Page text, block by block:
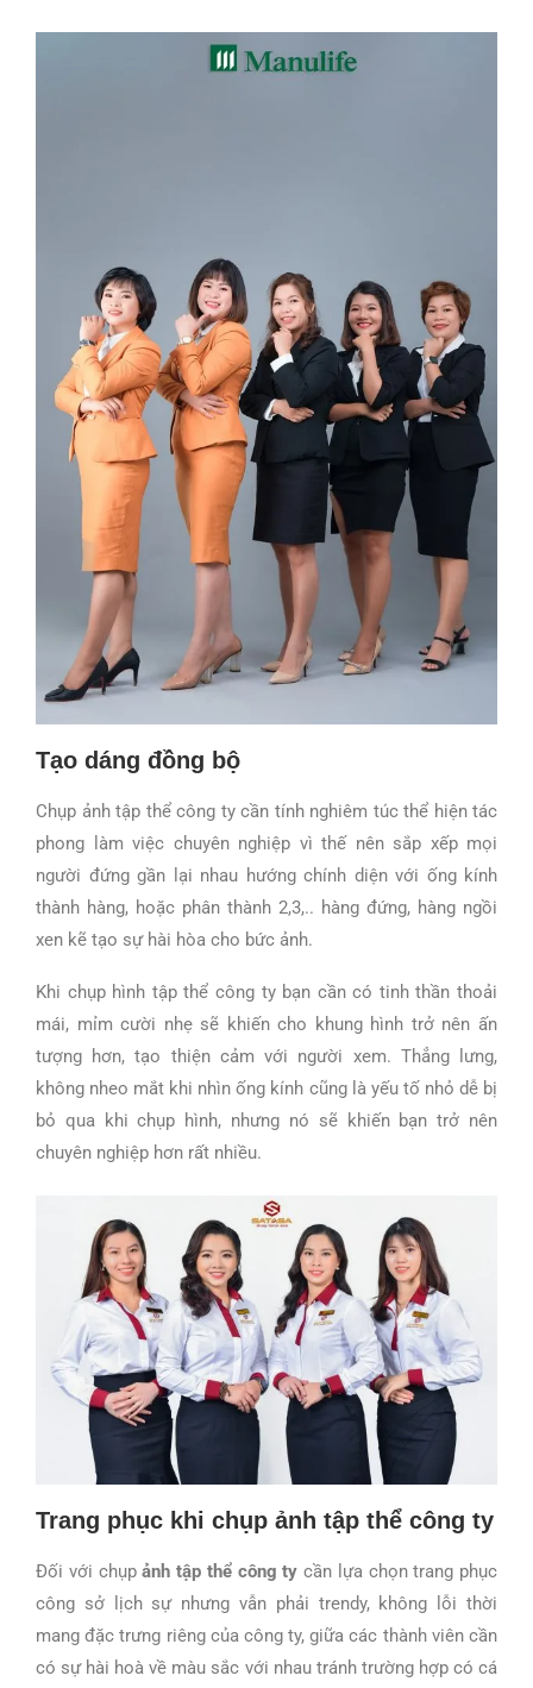
Tạo dáng đồng bộ
Chụp ảnh tập thể công ty cần tính nghiêm túc thể hiện tác
phong làm việc chuyên nghiệp vì thế nên sắp xếp mọi
người đứng gần lại nhau hướng chính diện với ống kính
thành hàng, hoặc phân thành 2,3,.. hàng đứng, hàng ngồi
xen kẽ tạo sự hài hòa cho bức ảnh.
Khi chụp hình tập thể công ty bạn cần có tinh thần thoải
mái, mỉm cười nhẹ sẽ khiến cho khung hình trở nên ấn
tượng hơn, tạo thiện cảm với người xem. Thẳng lưng,
không nheo mắt khi nhìn ống kính cũng là yếu tố nhỏ dễ bị
bỏ qua khi chụp hình, nhưng nó sẽ khiến bạn trở nên
chuyên nghiệp hơn rất nhiều.
Trang phục khi chụp ảnh tập thể công ty
Đối với chụpảnh tập thể công ty cần lựa chọn trang phục
công sở lịch sự nhưng vẫn phải trendy, không lỗi thời
mang đặc trưng riêng của công ty, giữa các thành viên cần
có sự hài hoà về màu sắc với nhau tránh trường hợp có cá